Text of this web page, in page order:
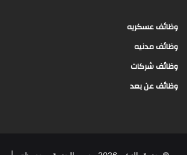
وظائف عسكريه
وظائف مدنيه
وظائف شركات
وظائف عن بعد